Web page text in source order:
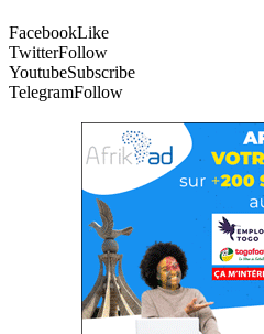
FacebookLike
TwitterFollow
YoutubeSubscribe
TelegramFollow